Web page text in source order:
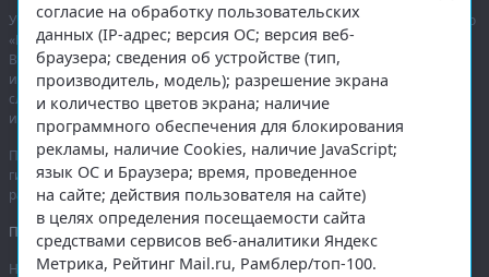
Учредитель — общество с ограниченной ответственностью «Агентство
«Правда Севера».
Выписка из реестра зарегистрированных средств массовой
информации:ЭЛ № ФС 77-74226от 09.11.2018 выдано Федеральной
службой по надзору в сфере связи, информационных технологий
и массовых коммуникаций (Роскомнадзор).
При полном или частичном использовании любых материалов
гиперссылка на region29.ruобязательна. Копирование материалов без
разрешения администрации сайта запрещено.
Правовая информация
На информационном ресурсе применяютсярекомендательные
согласие на обработку пользовательских
данных (IP-адрес; версия ОС; версия веб-
браузера; сведения об устройстве (тип,
производитель, модель); разрешение экрана
и количество цветов экрана; наличие
программного обеспечения для блокирования
рекламы, наличие Cookies, наличие JavaScript;
язык ОС и Браузера; время, проведенное
на сайте; действия пользователя на сайте)
в целях определения посещаемости сайта
средствами сервисов веб-аналитики Яндекс
Метрика, Рейтинг Mail.ru, Рамблер/топ-100.